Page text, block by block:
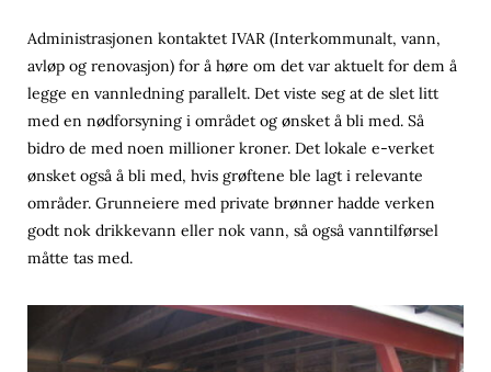
Administrasjonen kontaktet IVAR (Interkommunalt, vann,
avløp og renovasjon) for å høre om det var aktuelt for dem å
legge en vannledning parallelt. Det viste seg at de slet litt
med en nødforsyning i området og ønsket å bli med. Så
bidro de med noen millioner kroner. Det lokale e-verket
ønsket også å bli med, hvis grøftene ble lagt i relevante
områder. Grunneiere med private brønner hadde verken
godt nok drikkevann eller nok vann, så også vanntilførsel
måtte tas med.